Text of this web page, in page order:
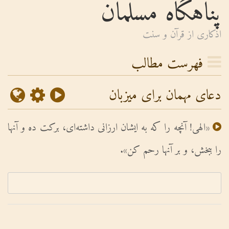
پناهگاه مسلمان
اذكارى از قرآن و سنت
فهرست مطالب
دعای مهمان برای میزبان
«الهى! آنچه را که به ایشان ارزانى داشته‌اى، برکت ده و آنها
را ببخش، و بر آنها رحم کن».